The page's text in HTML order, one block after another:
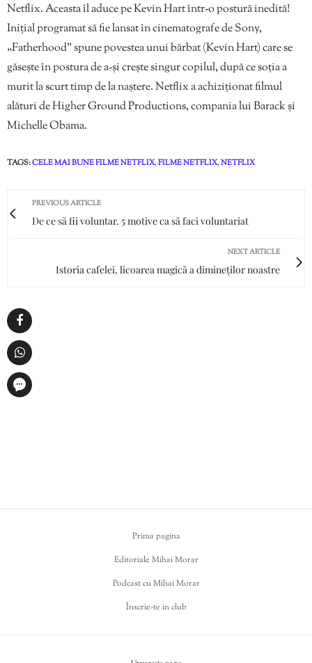
Netflix. Aceasta îl aduce pe Kevin Hart într-o postură inedită!
Iniţial programat să fie lansat în cinematografe de Sony,
„Fatherhood” spune povestea unui bărbat (Kevin Hart) care se
găseşte în postura de a-şi creşte singur copilul, după ce soţia a
murit la scurt timp de la naştere. Netflix a achiziționat filmul
alături de Higher Ground Productions, compania lui Barack şi
Michelle Obama.
TAGS:CELE MAI BUNE FILME NETFLIX,FILME NETFLIX,NETFLIX
PREVIOUS ARTICLE
De ce să fii voluntar. 5 motive ca să faci voluntariat
NEXT ARTICLE
Istoria cafelei, licoarea magică a dimineților noastre
Prima pagina
Editoriale Mihai Morar
Podcast cu Mihai Morar
Înscrie-te in club